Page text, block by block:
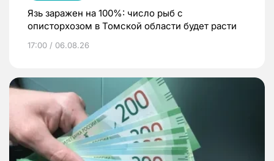
Язь заражен на 100%: число рыб с
описторхозом в Томской области будет расти
17:00 / 06.08.26